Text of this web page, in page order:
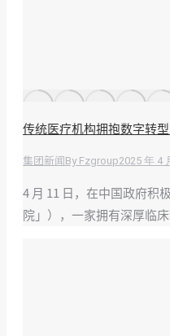
传统医疗机构拥抱数字转
集团新闻 By Fzgroup2025 年 4
4 月 11 日，在中国政府积
院」），一家拥有深厚临